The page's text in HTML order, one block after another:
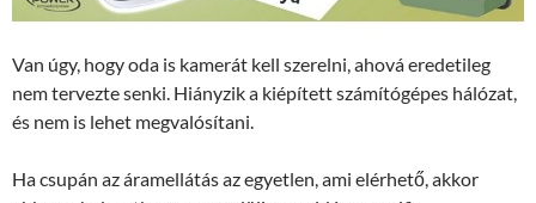
Van úgy, hogy oda is kamerát kell szerelni, ahová eredetileg
nem tervezte senki. Hiányzik a kiépített számítógépes hálózat,
és nem is lehet megvalósítani.
Ha csupán az áramellátás az egyetlen, ami elérhető, akkor